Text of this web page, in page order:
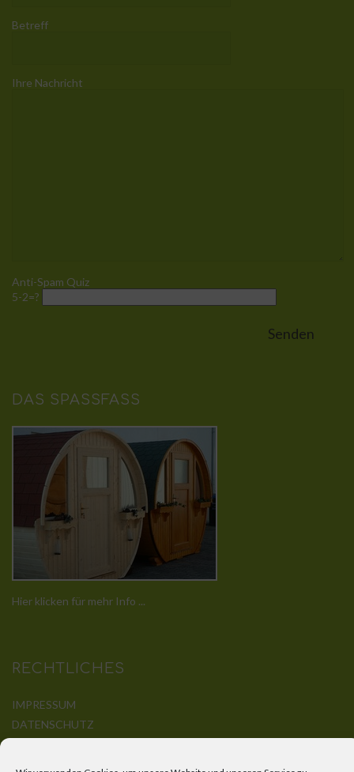
Betreff
Ihre Nachricht
Anti-Spam Quiz
5-2=?
DAS SPASSFASS
Hier klicken für mehr Info ...
RECHTLICHES
IMPRESSUM
DATENSCHUTZ